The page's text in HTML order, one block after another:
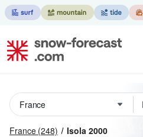
France (248) Isola 2000